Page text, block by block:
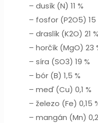
– dusík (N) 11 %
– fosfor (P2O5) 15
– draslík (K2O) 21 %
– horčík (MgO) 23
– síra (SO3) 19 %
– bór (B) 1,5 %
– meď (Cu) 0,1 %
– železo (Fe) 0,15
– mangán (Mn)